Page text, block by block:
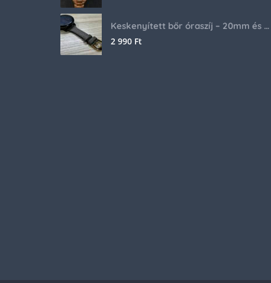
Keskenyített bőr óraszíj – 20mm és 22mm méretben
2 990 Ft